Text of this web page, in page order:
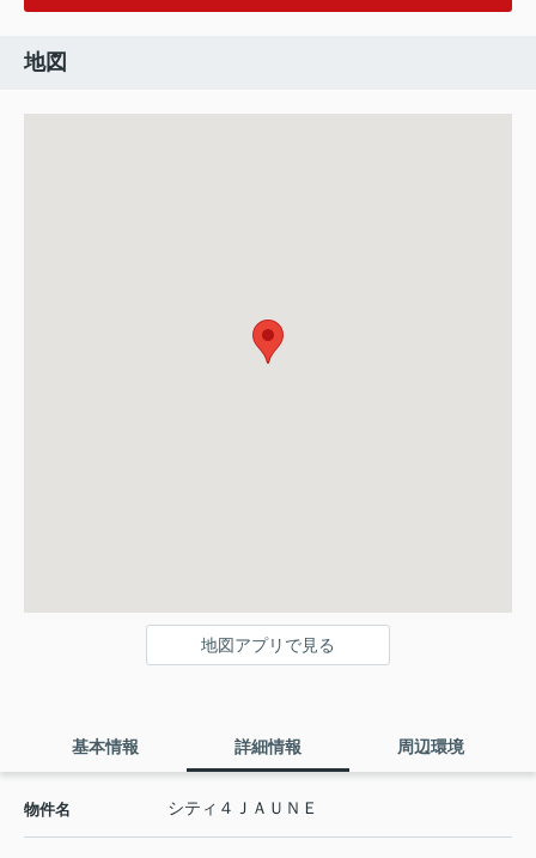
地図
地図アプリで見る
基本情報 詳細情報 周辺環境
物件名 シティ４ＪＡＵＮＥ